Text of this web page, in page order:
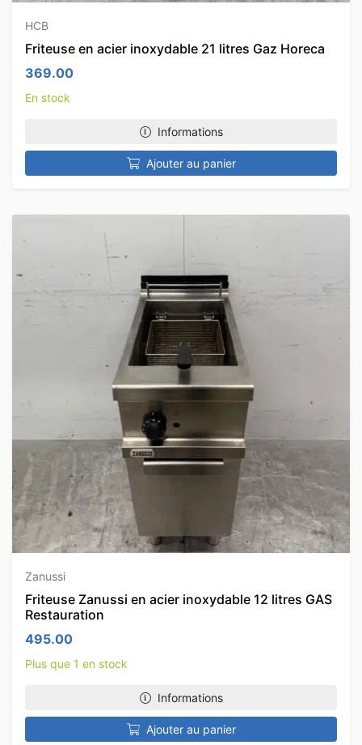
HCB
Friteuse en acier inoxydable 21 litres Gaz Horeca
369.00
En stock
Informations
Ajouter au panier
Zanussi
Friteuse Zanussi en acier inoxydable 12 litres GAS
Restauration
495.00
Plus que 1 en stock
Informations
Ajouter au panier